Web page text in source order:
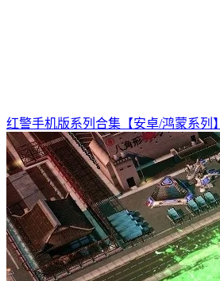
红警手机版系列合集【安卓/鸿蒙系列】